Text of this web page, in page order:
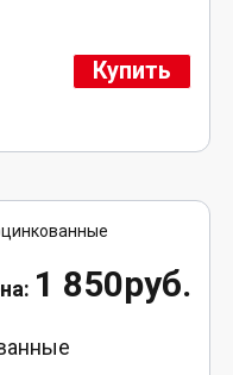
Купить
1 850руб.